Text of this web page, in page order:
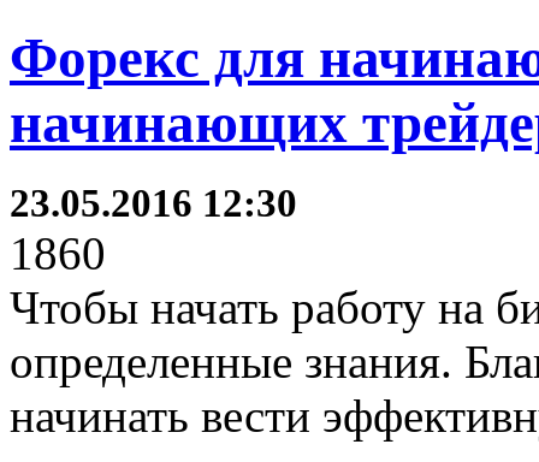
Форекс для
начинающих
23.05.2016 12:30
1860
Чтобы начать работу на
определенные знания.
начинать вести